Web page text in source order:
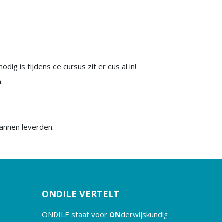
is tijdens de cursus zit er dus al in!
leverden.
ONDILE VERTELT
ONDILE staat voor ONderwijskundig